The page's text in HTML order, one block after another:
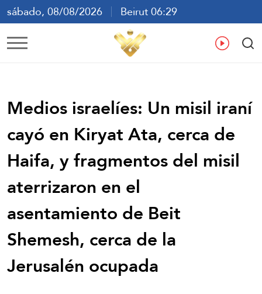
sábado, 08/08/2026
Beirut 06:29
ع En
Medios israelíes: Un misil iraní
cayó en Kiryat Ata, cerca de
Haifa, y fragmentos del misil
aterrizaron en el
asentamiento de Beit
Shemesh, cerca de la
Jerusalén ocupada